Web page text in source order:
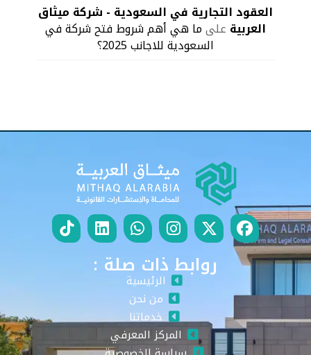
العقود التجارية في السعودية - شركة ميثاق
العربية علىما هي أهم شروط فتح شركة في
السعودية للاجانب 2025؟
روابط ذات صلة :
الرئيسية
من نحن
خدماتنا
المركز المعرفي